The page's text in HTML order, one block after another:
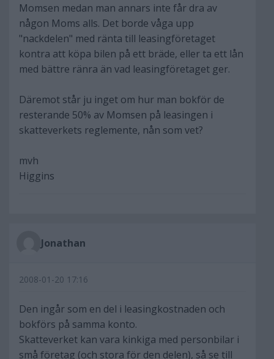
Momsen medan man annars inte får dra av
någon Moms alls. Det borde våga upp
"nackdelen" med ränta till leasingföretaget
kontra att köpa bilen på ett bräde, eller ta ett lån
med bättre ränra än vad leasingföretaget ger.
Däremot står ju inget om hur man bokför de
resterande 50% av Momsen på leasingen i
skatteverkets reglemente, nån som vet?
mvh
Higgins
Jonathan
2008-01-20 17:16
Den ingår som en del i leasingkostnaden och
bokförs på samma konto.
Skatteverket kan vara kinkiga med personbilar i
små företag (och stora för den delen), så se till